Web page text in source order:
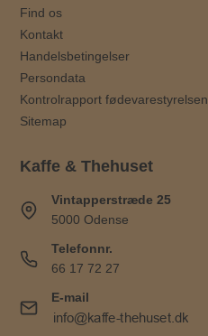
Find os
Kontakt
Handelsbetingelser
Persondata
Kontrolrapport fødevarestyrelsen
Sitemap
Kaffe & Thehuset
Vintapperstræde 25
5000 Odense
Telefonnr.
66 17 72 27
E-mail